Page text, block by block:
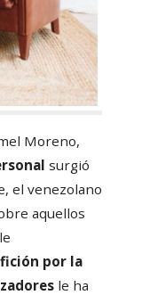
Moreno,
surgió
el venezolano
aquellos
por la
le ha